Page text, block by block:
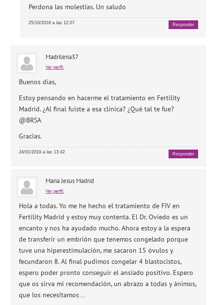
Perdona las molestias. Un saludo
25/10/2018 a las 12:07 Responder
Madrilena37
Ver perfil
Buenos días,
Estoy pensando en hacerme el tratamiento en Fertility
Madrid. ¿Al final fuiste a esa clínica? ¿Qué tal te fue?
@BRSA
Gracias.
24/01/2019 a las 13:42 Responder
Maria Jesus Madrid
Ver perfil
Hola a todas. Yo me he hecho el tratamiento de FIV en
Fertility Madrid y estoy muy contenta. El Dr. Oviedo es un
encanto y nos ha ayudado mucho. Ahora estoy a la espera
de transferir un embrión que tenemos congelado porque
tuve una hiperestimulación, me sacaron 15 óvulos y
fecundaron 8. Al final pudimos congelar 4 blastocistos,
espero poder pronto conseguir el ansiado positivo. Espero
que os sirva mi recomendación, un abrazo a todas y ánimos,
que los necesitamos…